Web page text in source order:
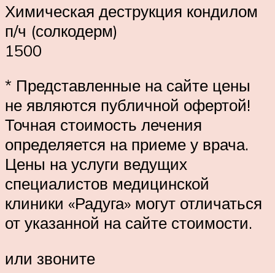
Химическая деструкция кондилом
п/ч (солкодерм)
1500
* Представленные на сайте цены
не являются публичной офертой!
Точная стоимость лечения
определяется на приеме у врача.
Цены на услуги ведущих
специалистов медицинской
клиники «Радуга» могут отличаться
от указанной на сайте стоимости.
или звоните